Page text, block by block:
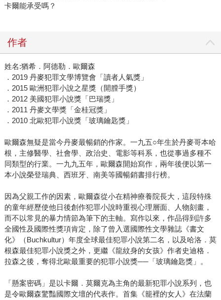
卡爾能承受嗎？
作者
姓名:猶希．阿德勒．歐爾森
．2019 丹麥犯罪文學博覽會「讀者人氣獎」
．2015 歐洲犯罪小說之星獎（開膛手獎）
．2012 美國犯罪小說獎「巴瑞獎」
．2011 丹麥文學獎「金桂冠獎」
．2010 北歐犯罪小說獎「玻璃鑰匙獎」
歐爾森無疑是當今丹麥最暢銷的作家。一九五○年生於丹麥哥本哈
根，主修醫學、社會學、政治史、電影等科系，也從事過多種不
同類型的行業。一九九五年，歐爾森開始寫作，兩年後便以第一
本小說榮登瑞典、西班牙、南美等國暢銷書排行榜。
因為父親工作的因素，歐爾森從小在精神療養院長大，這段特殊
的童年經歷使他日後創作犯罪小說時重視心理層面、人物刻畫，
而不以常見的暴力情節為筆下的主軸。寫作以來，作品得到許多
全國性及國際性獎項肯定，除了曾入選國際性文學雜誌《書文
化》（Buchkultur）年度全球最佳犯罪小說第二名，以及哈洛．莫
根森最佳犯罪小說獎之外，更繼《龍紋身的女孩》作者史迪格．
拉森之後，奪得北歐最重要的犯罪小說獎──「玻璃鑰匙獎」。
「懸案密碼」是以卡爾．莫爾克為主角的最新犯罪小說系列，也
是令歐爾森驚豔國際文壇的代表作。首集《籠裡的女人》在法蘭